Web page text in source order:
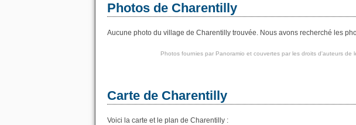
Photos de Charentilly
Aucune photo du village de Charentilly trouvée. Nous avons recherché les
Photos fournies par Panoramio et couvertes par les droits d'auteurs de
Carte de Charentilly
Voici la carte et le plan de Charentilly :